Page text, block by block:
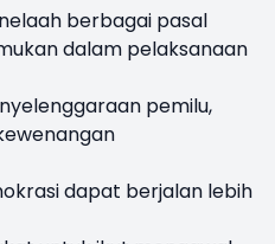
berbagai pasal
dalam pelaksanaan
pemilu,
dapat berjalan lebih